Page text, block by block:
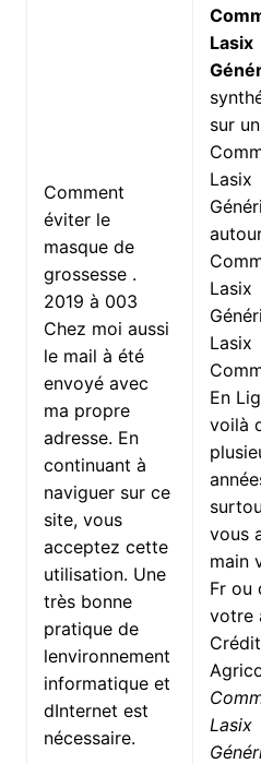
Comment
éviter le
masque de
grossesse .
2019 à 003
Chez moi aussi
le mail à été
envoyé avec
ma propre
adresse. En
continuant à
naviguer sur ce
site, vous
acceptez cette
utilisation. Une
très bonne
pratique de
lenvironnement
informatique et
dInternet est
nécessaire.
Lasix
sur
Lasix
Lasix
Lasix
En
voilà
vous
main
Fr ou
votre
Crédit
Lasix